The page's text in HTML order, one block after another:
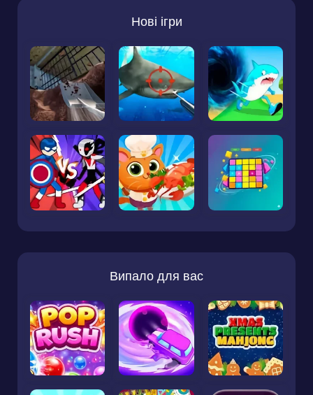
Нові ігри
Випало для вас